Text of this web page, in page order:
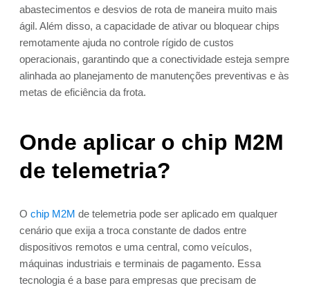
abastecimentos e desvios de rota de maneira muito mais
ágil. Além disso, a capacidade de ativar ou bloquear chips
remotamente ajuda no controle rígido de custos
operacionais, garantindo que a conectividade esteja sempre
alinhada ao planejamento de manutenções preventivas e às
metas de eficiência da frota.
Onde aplicar o chip M2M
de telemetria?
O chip M2M de telemetria pode ser aplicado em qualquer
cenário que exija a troca constante de dados entre
dispositivos remotos e uma central, como veículos,
máquinas industriais e terminais de pagamento. Essa
tecnologia é a base para empresas que precisam de